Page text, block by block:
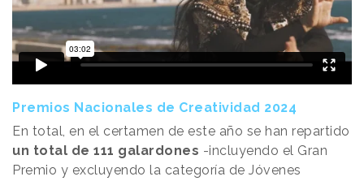
Premios Nacionales de Creatividad 2024
En total, en el certamen de este año se han repartido
un total de 111 galardones -incluyendo el Gran
Premio y excluyendo la categoría de Jóvenes